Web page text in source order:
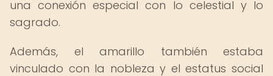
una conexión especial con lo celestial y lo
sagrado.
Además, el amarillo también estaba
vinculado con la nobleza y el estatus social